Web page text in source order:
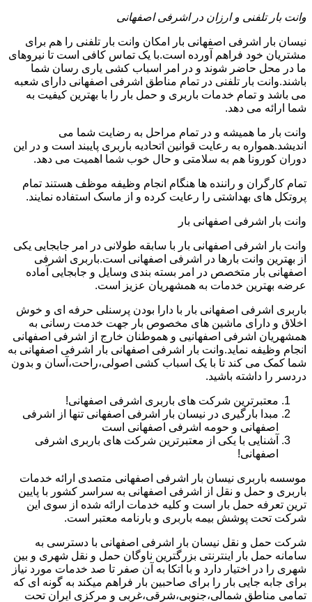
وانت بار تلفنی و ارزان در اشرفی اصفهانی
نیسان بار اشرفی اصفهانی بار امکان وانت بار تلفنی را هم برای
مشتریان خود فراهم آورده است.با یک تماس کافی است تا نیروهای
ما در محل حاضر شوند و در امر اسباب کشی یاری رسان شما
باشند.وانت بار تلفنی در تمام مناطق اشرفی اصفهانی دارای شعبه
می باشد و تمام خدمات باربری و حمل بار را با بهترین کیفیت به
شما ارائه می دهد.
وانت بار ما همیشه و در تمام مراحل به رضایت شما می
اندیشد.همواره به رعایت قوانین اتحادیه باربری پایبند است و در این
دوران کورونا هم به سلامتی و حال خوب شما اهمیت می دهد.
تمام کارگران و راننده ها هنگام انجام وظیفه موظف هستند تمام
پروتکل های بهداشتی را رعایت کرده و از ماسک استفاده نمایند.
وانت بار اشرفی اصفهانی بار
وانت بار اشرفی اصفهانی بار با سابقه طولانی در امر جابجایی یکی
از بهترین وانت بارها در اشرفی اصفهانی است.باربری اشرفی
اصفهانی بار متخصص در امر بسته بندی وسایل و جابجایی آماده
عرضه بهترین خدمات به همشهریان عزیز است.
باربری اشرفی اصفهانی بار با دارا بودن پرسنلی حرفه ای و خوش
اخلاق و دارای ماشین های مخصوص بار جهت خدمت رسانی به
همشهریان اشرفی اصفهانیی و هموطنان خارج از اشرفی اصفهانی
انجام وظیفه نماید.وانت بار اشرفی اصفهانی بار اشرفی اصفهانی به
شما کمک می کند تا با یک اسباب کشی اصولی،راحت،آسان و بدون
دردسر را داشته باشید.
معتبرترین شرکت های باربری اشرفی اصفهانی!
مبدا بارگیری در نیسان بار اشرفی اصفهانی تنها از اشرفی
اصفهانی و حومه اشرفی اصفهانی است
آشنایی با یکی از معتبرترین شرکت های باربری اشرفی
اصفهانی!
موسسه باربری نیسان بار اشرفی اصفهانی متصدی ارائه خدمات
باربری و حمل و نقل از اشرفی اصفهانی به سراسر کشور با پایین
ترین تعرفه حمل بار است و کلیه خدمات ارائه شده از سوی این
شرکت تحت پوشش بیمه باربری و بارنامه معتبر است.
شرکت حمل و نقل نیسان بار اشرفی اصفهانی با دسترسی به
سامانه حمل بار اینترنتی بزرگترین ناوگان حمل و نقل شهری و بین
شهری را در اختیار دارد و با اتکا به آن صفر تا صد خدمات مورد نیاز
برای جابه جایی بار را برای صاحبین بار فراهم میکند به گونه ای که
تمامی مناطق شمالی،جنوبی،شرقی،غربی و مرکزی ایران تحت